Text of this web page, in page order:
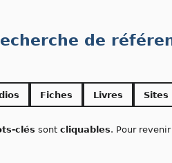
de
Fiches Livres Sites
clés sont cliquables. Pour